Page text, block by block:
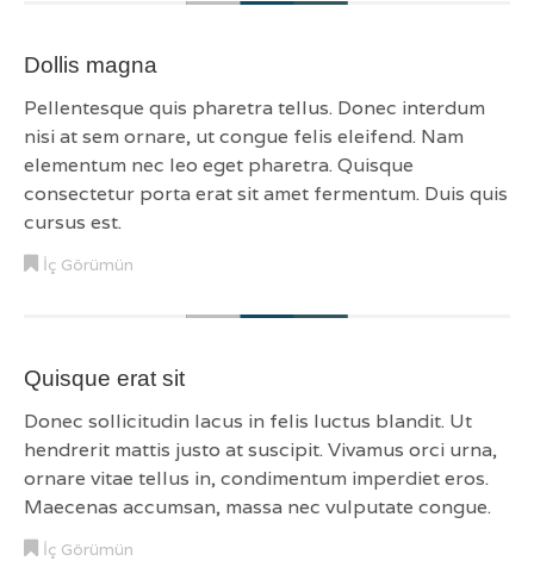
Dollis magna
Pellentesque quis pharetra tellus. Donec interdum
nisi at sem ornare, ut congue felis eleifend. Nam
elementum nec leo eget pharetra. Quisque
consectetur porta erat sit amet fermentum. Duis quis
cursus est.
İç Görümün
Quisque erat sit
Donec sollicitudin lacus in felis luctus blandit. Ut
hendrerit mattis justo at suscipit. Vivamus orci urna,
ornare vitae tellus in, condimentum imperdiet eros.
Maecenas accumsan, massa nec vulputate congue.
İç Görümün